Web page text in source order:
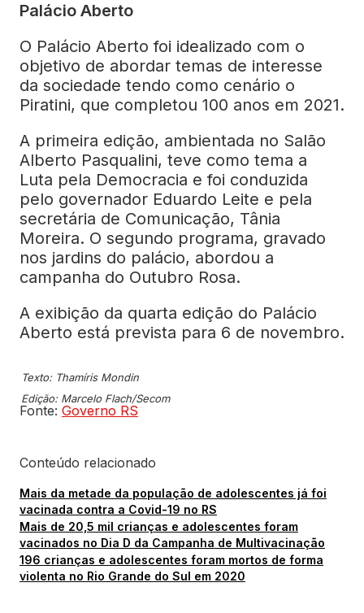
Palácio Aberto
O Palácio Aberto foi idealizado com o
objetivo de abordar temas de interesse
da sociedade tendo como cenário o
Piratini, que completou 100 anos em 2021.
A primeira edição, ambientada no Salão
Alberto Pasqualini, teve como tema a
Luta pela Democracia e foi conduzida
pelo governador Eduardo Leite e pela
secretária de Comunicação, Tânia
Moreira. O segundo programa, gravado
nos jardins do palácio, abordou a
campanha do Outubro Rosa.
A exibição da quarta edição do Palácio
Aberto está prevista para 6 de novembro.
Texto: Thamíris Mondin
Edição: Marcelo Flach/Secom
Fonte: Governo RS
Conteúdo relacionado
Mais da metade da população de adolescentes já foi
vacinada contra a Covid-19 no RS
Mais de 20,5 mil crianças e adolescentes foram
vacinados no Dia D da Campanha de Multivacinação
196 crianças e adolescentes foram mortos de forma
violenta no Rio Grande do Sul em 2020